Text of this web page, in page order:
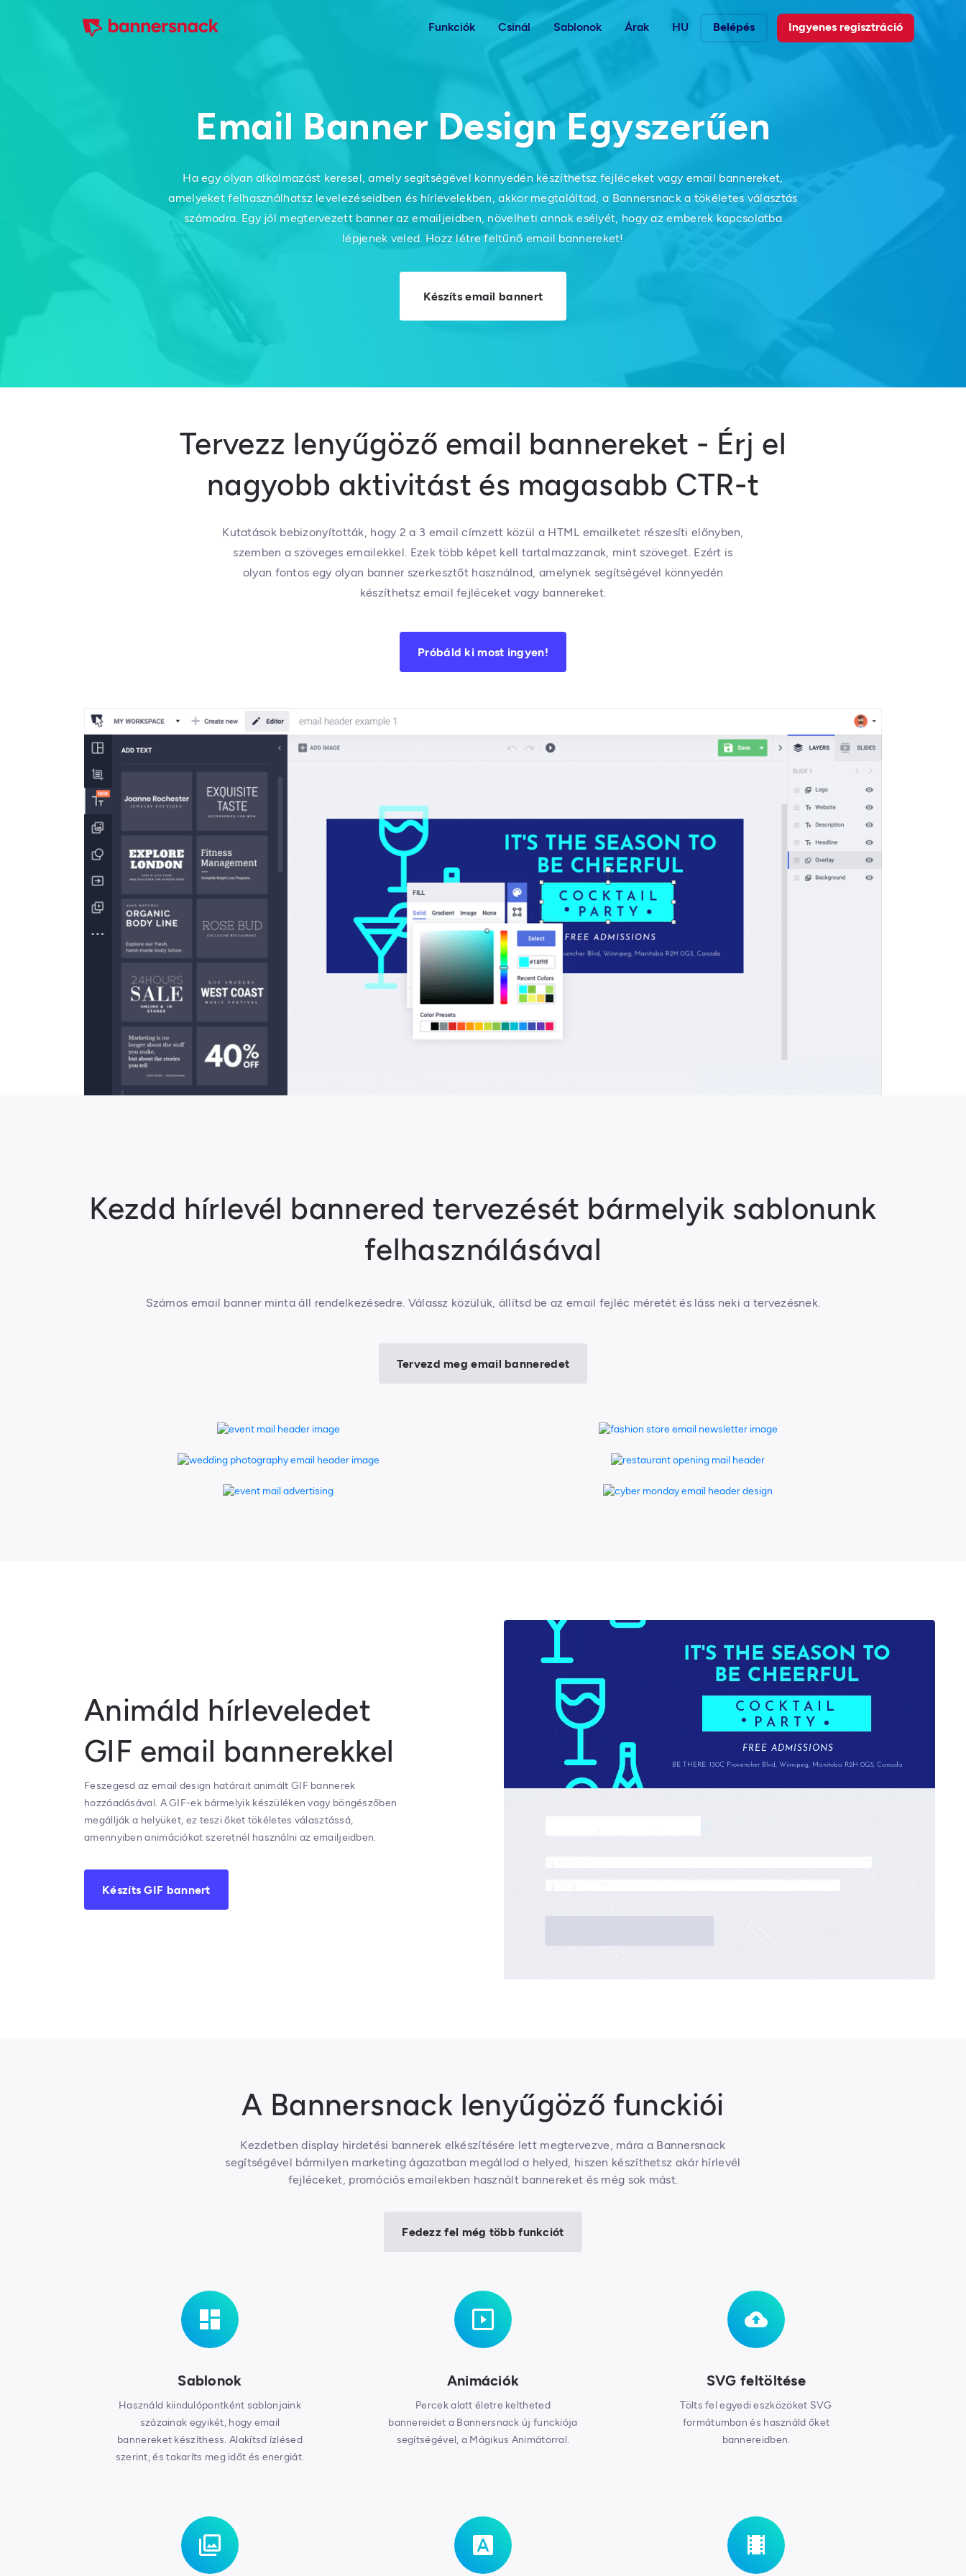
Funkciók Csinál Sablonok Árak HU Belépés Ingyenes regisztráció
Email Banner Design Egyszerűen
Ha egy olyan alkalmazást keresel, amely segítségével könnyedén készíthetsz fejléceket vagy email bannereket,
amelyeket felhasználhatsz levelezéseidben és hírlevelekben, akkor megtaláltad, a Bannersnack a tökéletes választás
számodra. Egy jól megtervezett banner az emailjeidben, növelheti annak esélyét, hogy az emberek kapcsolatba
lépjenek veled. Hozz létre feltűnő email bannereket!
Készíts email bannert
Tervezz lenyűgöző email bannereket - Érj el
nagyobb aktivitást és magasabb CTR-t
Kutatások bebizonyították, hogy 2 a 3 email címzett közül a HTML emailketet részesíti előnyben,
szemben a szöveges emailekkel. Ezek több képet kell tartalmazzanak, mint szöveget. Ezért is
olyan fontos egy olyan banner szerkesztőt használnod, amelynek segítségével könnyedén
készíthetsz email fejléceket vagy bannereket.
Próbáld ki most ingyen!
Kezdd hírlevél bannered tervezését bármelyik sablonunk
felhasználásával
Számos email banner minta áll rendelkezésedre. Válassz közülük, állítsd be az email fejléc méretét és láss neki a tervezésnek.
Tervezd meg email banneredet
Animáld hírleveledet
GIF email bannerekkel
Feszegesd az email design határait animált GIF bannerek
hozzáadásával. A GIF-ek bármelyik készüléken vagy böngészőben
megállják a helyüket, ez teszi őket tökéletes választássá,
amennyiben animációkat szeretnél használni az emailjeidben.
Készíts GIF bannert
A Bannersnack lenyűgöző funckiói
Kezdetben display hirdetési bannerek elkészítésére lett megtervezve, mára a Bannersnack
segítségével bármilyen marketing ágazatban megállod a helyed, hiszen készíthetsz akár hírlevél
fejléceket, promóciós emailekben használt bannereket és még sok mást.
Fedezz fel még több funkciót
Sablonok
Használd kiindulópontként sablonjaink
százainak egyikét, hogy email
bannereket készíthess. Alakítsd ízlésed
szerint, és takaríts meg időt és energiát.
Animációk
Percek alatt életre keltheted
bannereidet a Bannersnack új funckiója
segítségével, a Mágikus Animátorral.
SVG feltöltése
Tölts fel egyedi eszközöket SVG
formátumban és használd őket
bannereidben.